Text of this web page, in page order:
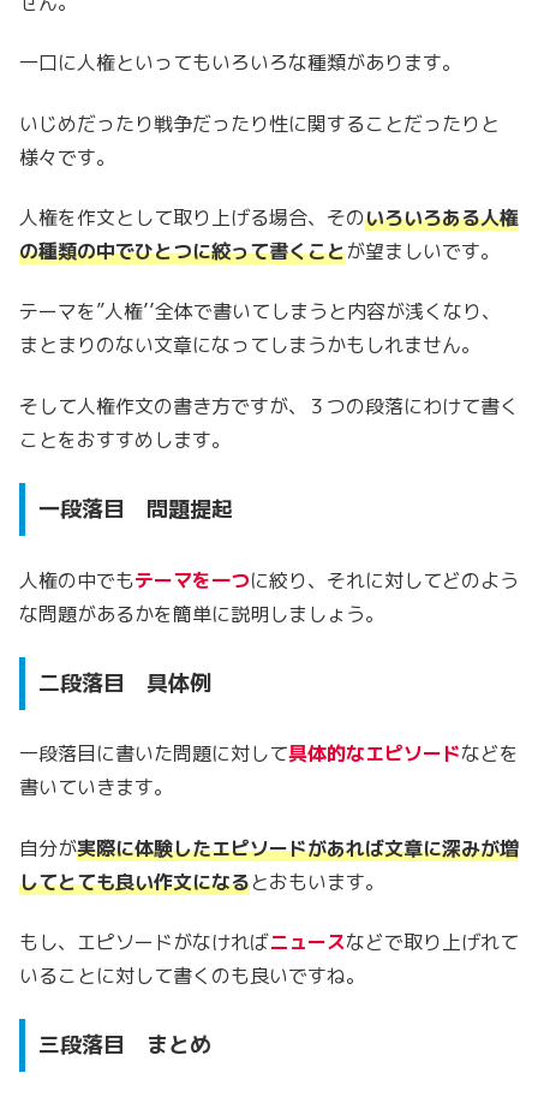
一口に人権といってもいろいろな種類があります。
いじめだったり戦争だったり性に関することだったりと
様々です。
人権を作文として取り上げる場合、そのいろいろある人権
の種類の中でひとつに絞って書くことが望ましいです。
テーマを”人権’’全体で書いてしまうと内容が浅くなり、
まとまりのない文章になってしまうかもしれません。
そして人権作文の書き方ですが、３つの段落にわけて書く
ことをおすすめします。
一段落目 問題提起
人権の中でもテーマを一つに絞り、それに対してどのよう
な問題があるかを簡単に説明しましょう。
二段落目 具体例
一段落目に書いた問題に対して具体的なエピソードなどを
書いていきます。
自分が実際に体験したエピソードがあれば文章に深みが増
してとても良い作文になるとおもいます。
もし、エピソードがなければニュースなどで取り上げれて
いることに対して書くのも良いですね。
三段落目 まとめ